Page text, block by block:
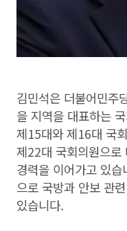
김민석은 더불어민주
을 지역을 대표하는
제15대와 제16대 국
제22대 국회의원으로
경력을 이어가고 있
으로 국방과 안보 관
있습니다.